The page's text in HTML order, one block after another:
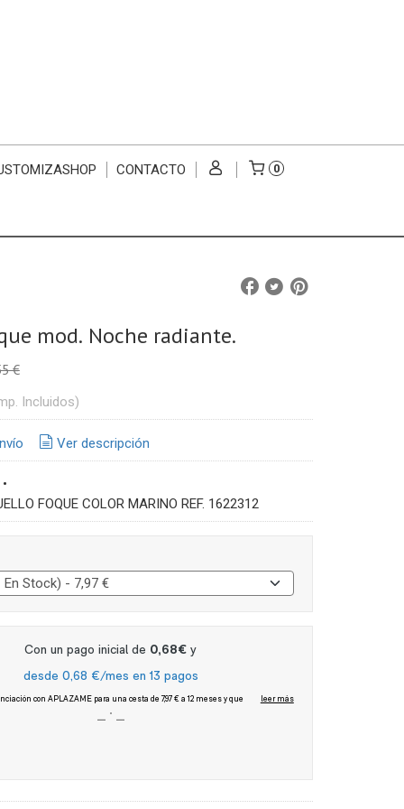
CONTACTO 0
mod. Noche radiante.
€
Incluidos)
Ver descripción
FOQUE COLOR MARINO REF. 1622312